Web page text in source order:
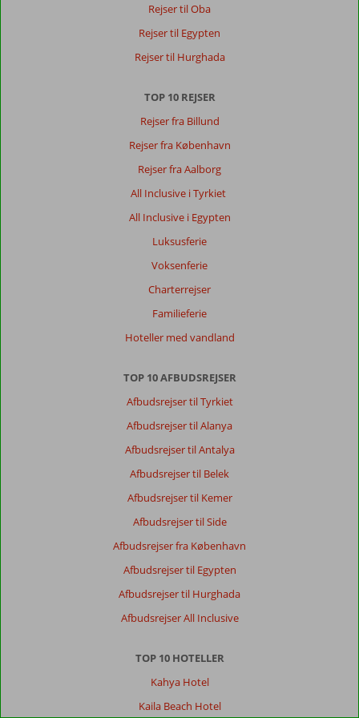
Rejser til Oba
Rejser til Egypten
Rejser til Hurghada
TOP 10 REJSER
Rejser fra Billund
Rejser fra København
Rejser fra Aalborg
All Inclusive i Tyrkiet
All Inclusive i Egypten
Luksusferie
Voksenferie
Charterrejser
Familieferie
Hoteller med vandland
TOP 10 AFBUDSREJSER
Afbudsrejser til Tyrkiet
Afbudsrejser til Alanya
Afbudsrejser til Antalya
Afbudsrejser til Belek
Afbudsrejser til Kemer
Afbudsrejser til Side
Afbudsrejser fra København
Afbudsrejser til Egypten
Afbudsrejser til Hurghada
Afbudsrejser All Inclusive
TOP 10 HOTELLER
Kahya Hotel
Kaila Beach Hotel